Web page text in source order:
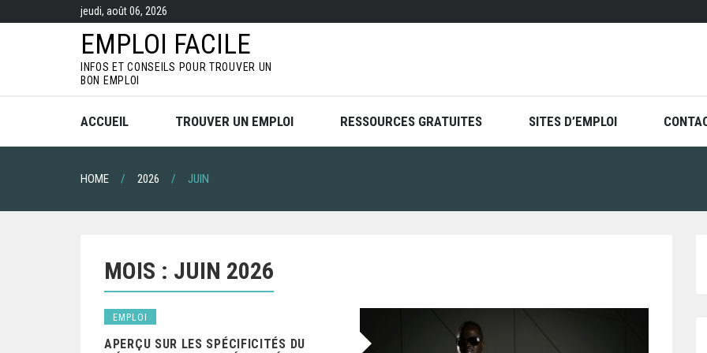
jeudi, août 06, 2026
EMPLOI FACILE
INFOS ET CONSEILS POUR TROUVER UN
BON EMPLOI
ACCUEIL TROUVER UN EMPLOI RESSOURCES GRATUITES SITES D’EMPLOI
HOME 2026 JUIN
MOIS : JUIN 2026
EMPLOI
APERÇU SUR LES SPÉCIFICITÉS DU